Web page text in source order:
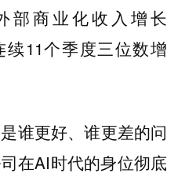
部商业化收入增长
11个季度三位数增
谁更好、谁更差的问
在AI时代的身位彻底